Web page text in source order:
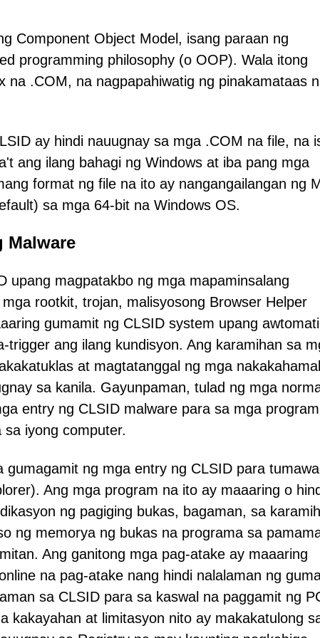
Component Object Model, isang paraan ng
programming philosophy (o OOP). Wala itong
na .COM, na nagpapahiwatig ng pinakamataas
ay hindi nauugnay sa mga .COM na file, na
ang ilang bahagi ng Windows at iba pang mga
format ng file na ito ay nangangailangan ng
sa mga 64-bit na Windows OS.
Malware
upang magpatakbo ng mga mapaminsalang
rootkit, trojan, malisyosong Browser Helper
gumamit ng CLSID system upang
trigger ang ilang kundisyon. Ang karamihan sa
at magtatanggal ng mga
sa kanila. Gayunpaman, tulad ng mga
entry ng CLSID malware para sa mga
sa iyong computer.
ng mga entry ng CLSID para
Ang mga program na ito ay maaaring o
ng pagiging bukas, bagaman, sa
ng memorya ng bukas na programa sa
Ang ganitong mga pag-atake ay maaaring
na pag-atake nang hindi nalalaman ng
sa CLSID para sa kaswal na paggamit ng
kakayahan at limitasyon nito ay makakatulong